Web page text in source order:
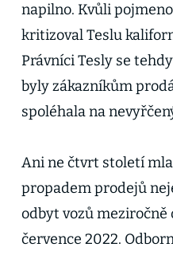
napilno. Kvůli
kritizoval Teslu
Právníci Tesly se
byly zákazníkům
spoléhala na
Ani ne čtvrt století
propadem prodejů
odbyt vozů meziročně
července 2022.